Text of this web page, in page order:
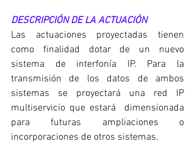
DESCRIPCIÓN DE LA ACTUACIÓN
Las actuaciones proyectadas tienen
como finalidad dotar de un nuevo
sistema de interfonía IP. Para la
transmisión de los datos de ambos
sistemas se proyectará una red IP
multiservicio que estará  dimensionada
para futuras ampliaciones o
incorporaciones de otros sistemas.